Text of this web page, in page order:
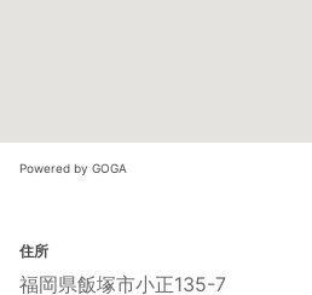
Powered by GOGA
住所
福岡県飯塚市小正135-7